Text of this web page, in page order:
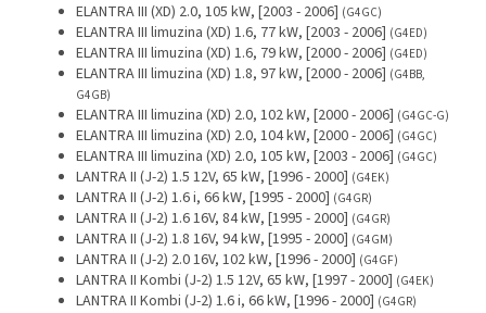
ELANTRA III (XD) 2.0, 105 kW, [2003 - 2006] (G4GC)
ELANTRA III limuzina (XD) 1.6, 77 kW, [2003 - 2006] (G4ED)
ELANTRA III limuzina (XD) 1.6, 79 kW, [2000 - 2006] (G4ED)
ELANTRA III limuzina (XD) 1.8, 97 kW, [2000 - 2006] (G4BB,
G4GB)
ELANTRA III limuzina (XD) 2.0, 102 kW, [2000 - 2006] (G4GC-G)
ELANTRA III limuzina (XD) 2.0, 104 kW, [2000 - 2006] (G4GC)
ELANTRA III limuzina (XD) 2.0, 105 kW, [2003 - 2006] (G4GC)
LANTRA II (J-2) 1.5 12V, 65 kW, [1996 - 2000] (G4EK)
LANTRA II (J-2) 1.6 i, 66 kW, [1995 - 2000] (G4GR)
LANTRA II (J-2) 1.6 16V, 84 kW, [1995 - 2000] (G4GR)
LANTRA II (J-2) 1.8 16V, 94 kW, [1995 - 2000] (G4GM)
LANTRA II (J-2) 2.0 16V, 102 kW, [1996 - 2000] (G4GF)
LANTRA II Kombi (J-2) 1.5 12V, 65 kW, [1997 - 2000] (G4EK)
LANTRA II Kombi (J-2) 1.6 i, 66 kW, [1996 - 2000] (G4GR)